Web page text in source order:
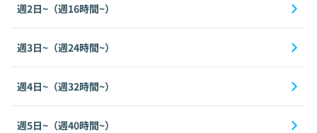
週2日~（週16時間~）
週3日~（週24時間~）
週4日~（週32時間~）
週5日~（週40時間~）